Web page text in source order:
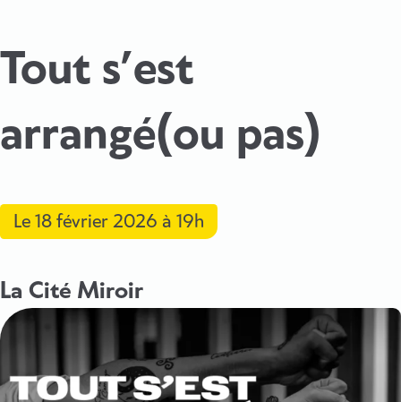
Tout s’est
arrangé(ou pas)
Le 18 février 2026 à 19h
La Cité Miroir